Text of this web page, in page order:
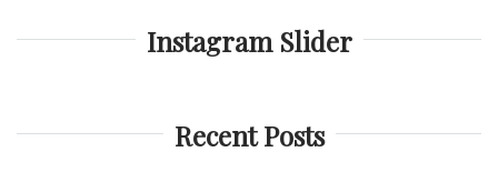
Instagram Slider
Recent Posts